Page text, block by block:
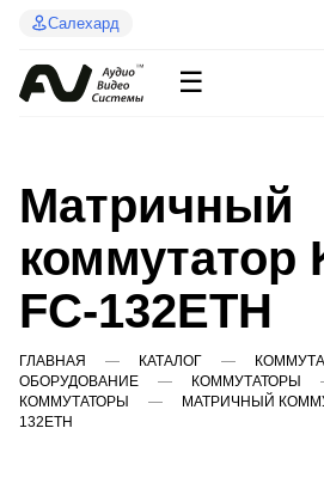
Салехард
☰
Матричный
коммутатор
FC-132ETH
ГЛАВНАЯ КАТАЛОГ
ОБОРУДОВАНИЕ
КОММУТАТОРЫ
КОММУТАТОРЫ
МАТРИЧНЫЙ
132ETH